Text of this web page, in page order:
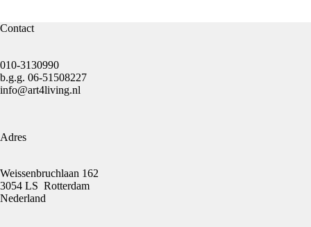
Contact
010-3130990
b.g.g. 06-51508227
info@art4living.nl
Adres
Weissenbruchlaan 162
3054 LS Rotterdam
Nederland